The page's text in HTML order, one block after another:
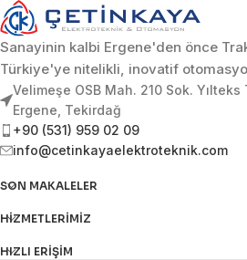
Sanayinin kalbi Ergene'den önce
Türkiye'ye nitelikli, inovatif
Velimeşe OSB Mah. 210 Sok. Yılteks
Ergene, Tekirdağ
+90 (531) 959 02 09
info@cetinkayaelektroteknik.com
SON MAKALELER
HIZMETLERIMIZ
HIZLI ERIŞIM